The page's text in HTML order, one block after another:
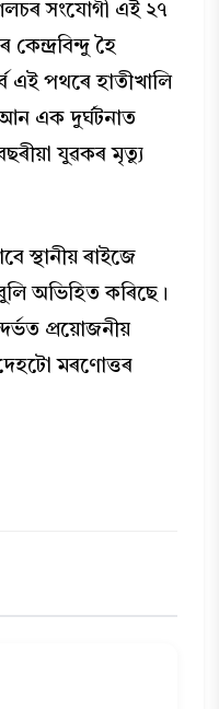
সংযোগী এই ২৭
কেন্দ্ৰবিন্দু হৈ
এই পথৰে হাতীখালি
আন এক দুৰ্ঘটনাত
যুৱকৰ মৃত্যু
স্থানীয় ৰাইজে
অভিহিত কৰিছে।
প্ৰয়োজনীয়
মৰণোত্তৰ